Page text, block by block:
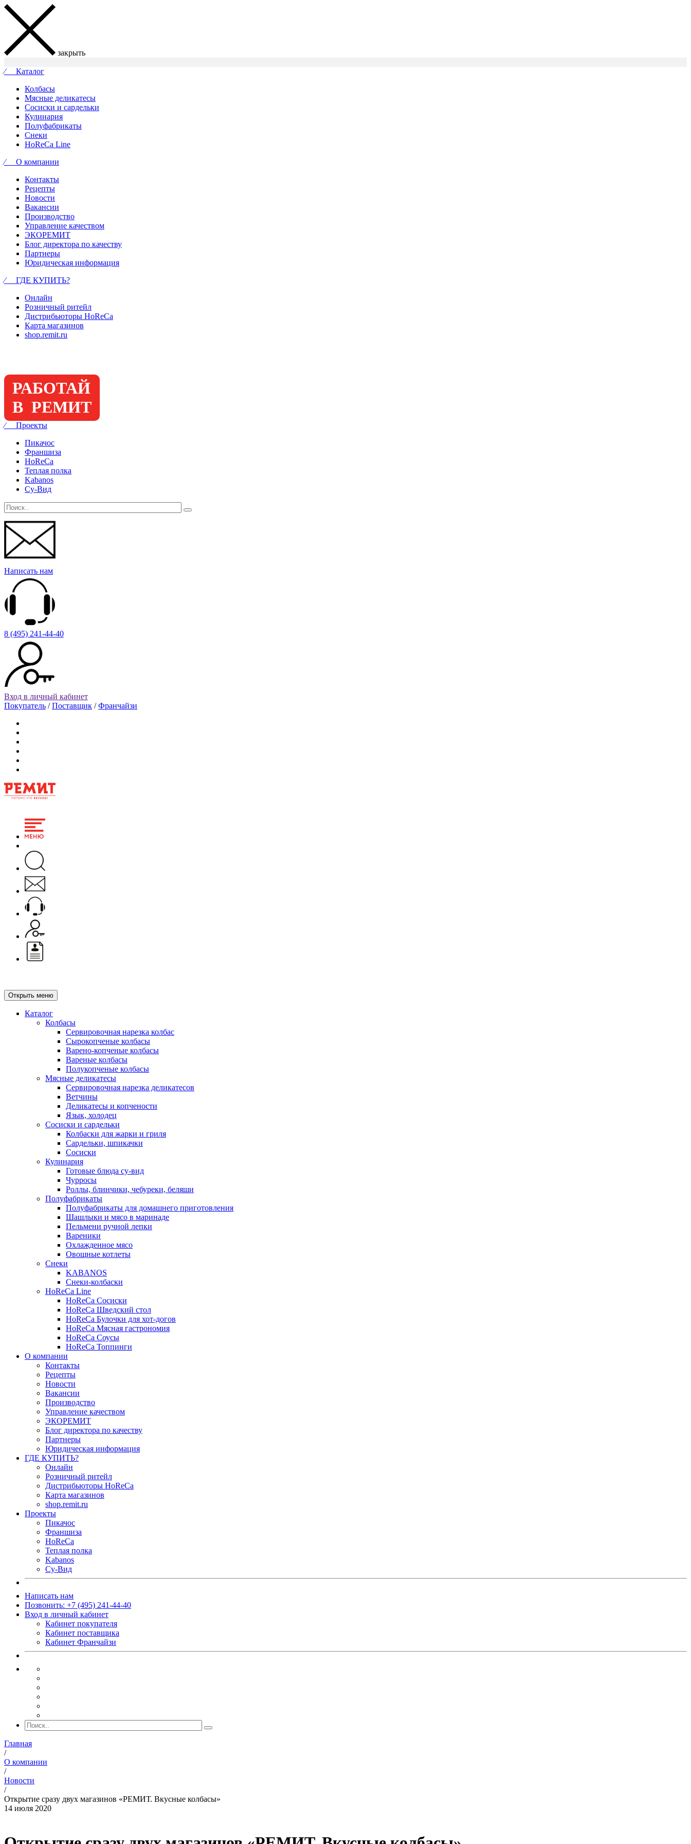
закрыть
⁄ Каталог
Колбасы
Мясные деликатесы
Сосиски и сардельки
Кулинария
Полуфабрикаты
Снеки
HoReCa Line
⁄ О компании
Контакты
Рецепты
Новости
Вакансии
Производство
Управление качеством
ЭКОРЕМИТ
Блог директора по качеству
Партнеры
Юридическая информация
⁄ ГДЕ КУПИТЬ?
Онлайн
Розничный ритейл
Дистрибьюторы HoReCa
Карта магазинов
shop.remit.ru
РАБОТАЙ
В РЕМИТ
⁄ Проекты
Пикачос
Франшиза
HoReCa
Теплая полка
Kabanos
Су-Вид
Написать нам
8 (495) 241-44-40
Вход в личный кабинет
Покупатель /Поставщик /Франчайзи
Открыть меню
Каталог
Колбасы
Сервировочная нарезка колбас
Сырокопченые колбасы
Варено-копченые колбасы
Вареные колбасы
Полукопченые колбасы
Мясные деликатесы
Сервировочная нарезка деликатесов
Ветчины
Деликатесы и копчености
Язык, холодец
Сосиски и сардельки
Колбаски для жарки и гриля
Сардельки, шпикачки
Сосиски
Кулинария
Готовые блюда су-вид
Чурросы
Роллы, блинчики, чебуреки, беляши
Полуфабрикаты
Полуфабрикаты для домашнего приготовления
Шашлыки и мясо в маринаде
Пельмени ручной лепки
Вареники
Охлажденное мясо
Овощные котлеты
Снеки
KABANOS
Снеки-колбаски
HoReCa Line
HoReCa Сосиски
HoReCa Шведский стол
HoReCa Булочки для хот-догов
HoReCa Мясная гастрономия
HoReCa Соусы
HoReCa Топпинги
О компании
Контакты
Рецепты
Новости
Вакансии
Производство
Управление качеством
ЭКОРЕМИТ
Блог директора по качеству
Партнеры
Юридическая информация
ГДЕ КУПИТЬ?
Онлайн
Розничный ритейл
Дистрибьюторы HoReCa
Карта магазинов
shop.remit.ru
Проекты
Пикачос
Франшиза
HoReCa
Теплая полка
Kabanos
Су-Вид
Написать нам
Позвонить: +7 (495) 241-44-40
Вход в личный кабинет
Кабинет покупателя
Кабинет поставщика
Кабинет Франчайзи
Главная
/
О компании
/
Новости
/
Открытие сразу двух магазинов «РЕМИТ. Вкусные колбасы»
14 июля 2020